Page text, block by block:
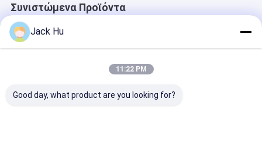
Συνιστώμενα Προϊόντα
Jack Hu
11:22 PM
Good day, what product are you looking for?